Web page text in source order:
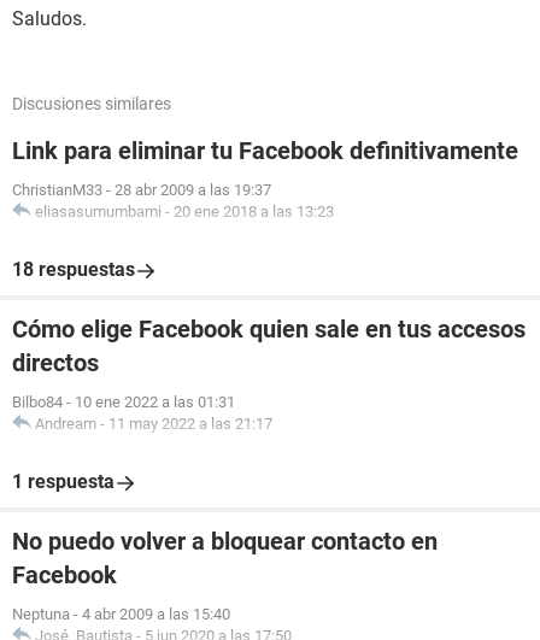
Saludos.
Discusiones similares
Link para eliminar tu Facebook definitivamente
ChristianM33 - 28 abr 2009 a las 19:37
eliasasumumbami - 20 ene 2018 a las 13:23
18 respuestas
Cómo elige Facebook quien sale en tus accesos
directos
Bilbo84 - 10 ene 2022 a las 01:31
Andream - 11 may 2022 a las 21:17
1 respuesta
No puedo volver a bloquear contacto en
Facebook
Neptuna - 4 abr 2009 a las 15:40
José_Bautista - 5 jun 2020 a las 17:50